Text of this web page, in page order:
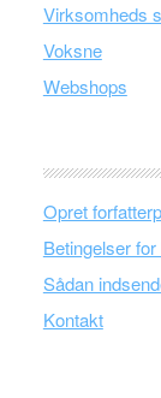
Virksomheds
Voksne
Webshops
Opret
Betingelser
Sådan
Kontakt